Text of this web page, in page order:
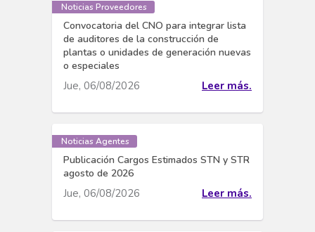
Noticias Proveedores
Convocatoria del CNO para integrar lista
de auditores de la construcción de
plantas o unidades de generación nuevas
o especiales
Jue, 06/08/2026 Leer más.
Noticias Agentes
Publicación Cargos Estimados STN y STR
agosto de 2026
Jue, 06/08/2026 Leer más.